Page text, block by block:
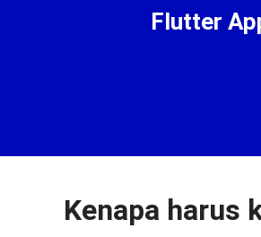
Flutter
Kenapa harus